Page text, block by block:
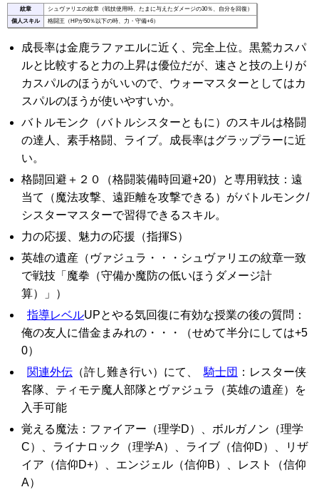
紋章
シュヴァリエの紋章（戦技使用時、たまに与えたダメージの30％、自分を回復）
個人スキル
格闘王（HPが50％以下の時、力・守備+6）
成長率は金鹿ラファエルに近く、完全上位。黒鷲カスパ
ルと比較すると力の上昇は優位だが、速さと技の上りが
カスパルのほうがいいので、ウォーマスターとしてはカ
スパルのほうが使いやすいか。
バトルモンク（バトルシスターともに）のスキルは格闘
の達人、素手格闘、ライブ。成長率はグラップラーに近
い。
格闘回避＋２０（格闘装備時回避+20）と専用戦技：遠
当て（魔法攻撃、遠距離を攻撃できる）がバトルモンク/
シスターマスターで習得できるスキル。
力の応援、魅力の応援（指揮S）
英雄の遺産（ヴァジュラ・・・シュヴァリエの紋章一致
で戦技「魔拳（守備か魔防の低いほうダメージ計
算）」）
指導レベルUPとやる気回復に有効な授業の後の質問：
俺の友人に借金まみれの・・・（せめて半分にしては+5
0）
関連外伝 （許し難き行い）にて、 騎士団 ：レスター侠
客隊、ティモテ魔人部隊とヴァジュラ（英雄の遺産）を
入手可能
覚える魔法：ファイアー（理学D）、ボルガノン（理学
C）、ライナロック（理学A）、ライブ（信仰D）、リザ
イア（信仰D+）、エンジェル（信仰B）、レスト（信仰
A）